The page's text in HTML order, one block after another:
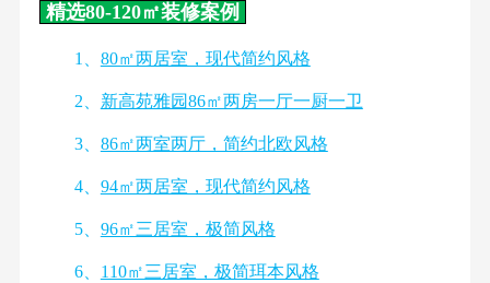
精选80-120㎡装修案例
1、 80㎡两居室，现代简约风格
2、 新高苑雅园86㎡两房一厅一厨一卫
3、 86㎡两室两厅，简约北欧风格
4、 94㎡两居室，现代简约风格
5、 96㎡三居室，极简风格
6、 110㎡三居室，极简珥本风格